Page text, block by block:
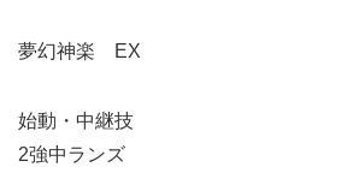
夢幻神楽 EX
始動・中継技
2強中ランズ